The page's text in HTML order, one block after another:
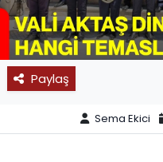
Paylaş
Sema Ekici